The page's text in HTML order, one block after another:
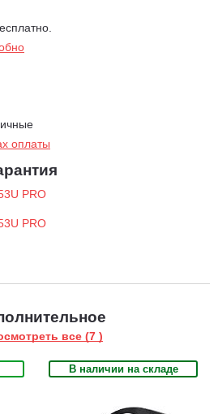
оплаты
все (7 )
В наличии на складе